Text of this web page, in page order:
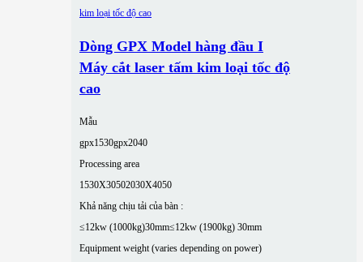
Dòng GPX Model hàng đầu I
Máy cắt laser tấm kim loại tốc độ
cao
Mẫu
gpx1530gpx2040
Processing area
1530X30502030X4050
Khả năng chịu tải của bàn :
≤12kw (1000kg)30mm≤12kw (1900kg) 30mm
Equipment weight (varies depending on power)